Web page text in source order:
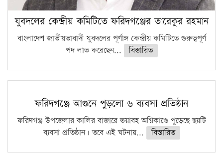
যুবদলের কেন্দ্রীয় কমিটিতে ফরিদগঞ্জের তারেকুর রহমান
বাংলাদেশ জাতীয়তাবাদী যুবদলের পূর্ণাঙ্গ কেন্দ্রীয় কমিটিতে গুরুত্বপূর্ণ
পদ লাভ করেছেন...
বিস্তারিত
ফরিদগঞ্জে আগুনে পুড়লো ৬ ব্যবসা প্রতিষ্ঠান
ফরিদগঞ্জ উপজেলার কালির বাজারে ভয়াবহ অগ্নিকাণ্ডে পুড়েছে ছয়টি
ব্যবসা প্রতিষ্ঠান। তবে এই ঘটনায়...
বিস্তারিত